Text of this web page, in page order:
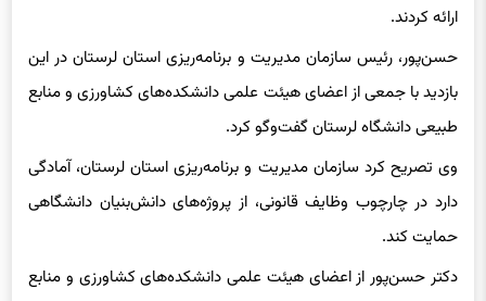
حسن‌پور، رئیس سازمان مدیریت و برنامه‌ریزی استان لرستان در این
بازدید با جمعی از اعضای هیئت علمی دانشکده‌های کشاورزی و منابع
طبیعی دانشگاه لرستان گفت‌وگو کرد.
وی تصریح کرد سازمان مدیریت و برنامه‌ریزی استان لرستان، آمادگی
دارد در چارچوب وظایف قانونی، از پروژه‌های دانش‌بنیان دانشگاهی
حمایت کند.
دکتر حسن‌پور از اعضای هیئت علمی دانشکده‌های کشاورزی و منابع
طبیعی دانشگاه لرستان خواست همکاری‌های علمی، تحقیقاتی و